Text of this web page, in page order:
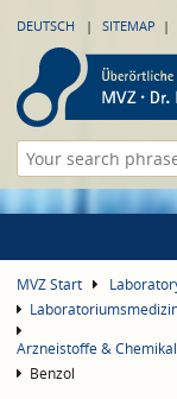
DEUTSCH SITEMAP
MVZ Start
Arzneistoffe &
Benzol